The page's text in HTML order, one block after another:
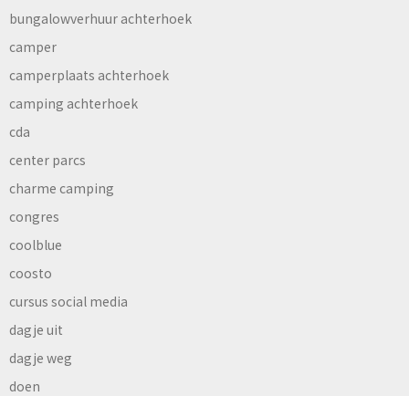
bungalowverhuur achterhoek
camper
camperplaats achterhoek
camping achterhoek
cda
center parcs
charme camping
congres
coolblue
coosto
cursus social media
dagje uit
dagje weg
doen